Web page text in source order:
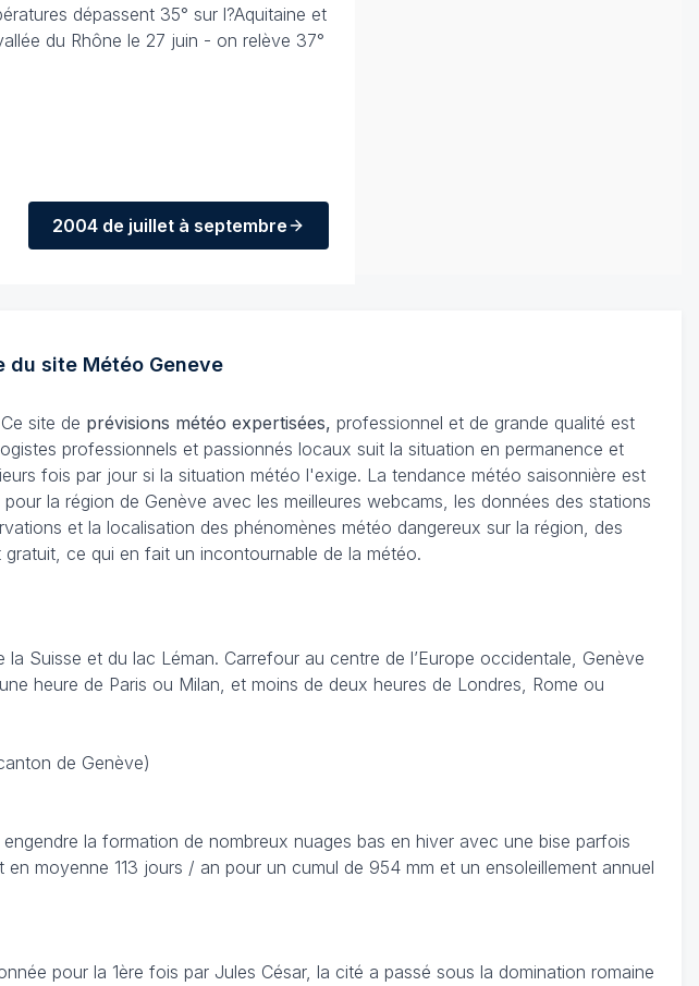
dépassent 35° sur l?Aquitaine et
du Rhône le 27 juin - on relève 37°
2004 de juillet à septembre
du site MétéoGeneve
site de prévisions météo expertisées, professionnel et de grande qualité est
professionnels et passionnés locaux suit la situation en permanence et
fois par jour si la situation météo l'exige. La tendance météo saisonnière est
la région de Genève avec les meilleures webcams, les données des stations
et la localisation des phénomènes météo dangereux sur la région, des
gratuit, ce qui en fait un incontournable de la météo.
Suisse et du lac Léman. Carrefour au centre de l’Europe occidentale, Genève
heure de Paris ou Milan, et moins de deux heures de Londres, Rome ou
de Genève)
la formation de nombreux nuages bas en hiver avec une bise parfois
moyenne 113 jours / an pour un cumul de 954 mm et un ensoleillement annuel
pour la 1ère fois par Jules César, la cité a passé sous la domination romaine